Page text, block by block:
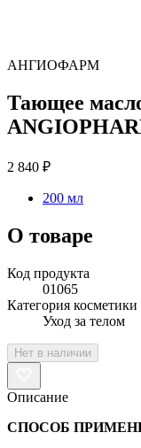
АНГИОФАРМ
Тающее
2 840 ₽
200 мл
О товаре
Код продукта
01065
Категория косметики
Уход за телом
Нет в наличии
Описание
СПОСОБ